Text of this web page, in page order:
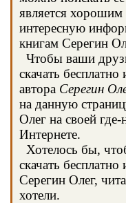
является
интересную
книгам Серегин
Чтобы ваши
скачать
автора Серегин
на данную
Олег на своей где-
Интернете.
Хотелось бы,
скачать
Серегин Олег,
хотели.